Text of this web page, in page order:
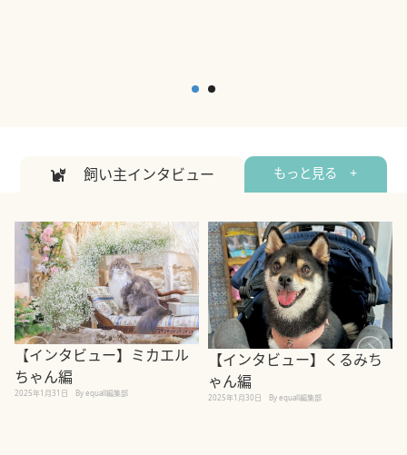
飼い主インタビュー もっと見る +
【インタビュー】ミカエル
ちゃん編
2025年1月31日 By equall編集部
【インタビュー】くるみち
ゃん編
2025年1月30日 By equall編集部